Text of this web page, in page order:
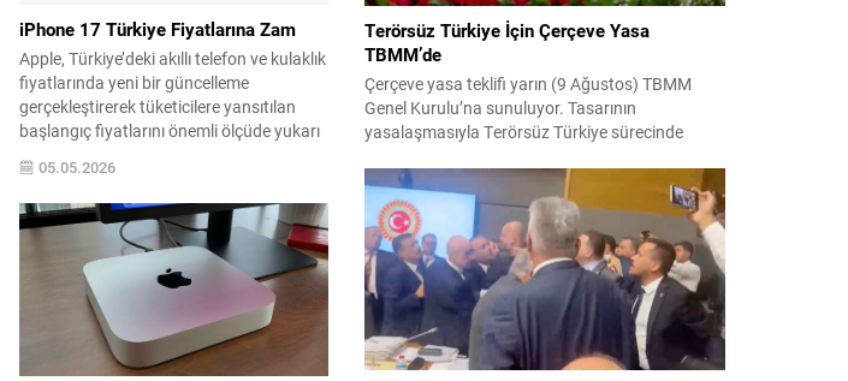
iPhone 17 Türkiye Fiyatlarına Zam
Apple, Türkiye’deki akıllı telefon ve kulaklık
fiyatlarında yeni bir güncelleme
gerçekleştirerek tüketicilere yansıtılan
başlangıç fiyatlarını önemli ölçüde yukarı
iPhone 17 ailesinin tüm modellerinde
kayda değer artışlar görülürken, AirPods
serisindeki bazı modeller de zamdan
etkilendi. Yeni fiyatlandırma, giriş
segmentinden en üst segmente kadar
geniş bir ürün yelpazesini...
05.05.2026
Terörsüz Türkiye İçin Çerçeve Yasa
TBMM’de
Çerçeve yasa teklifi yarın (9 Ağustos) TBMM
Genel Kurulu’na sunuluyor. Tasarının
yasalaşmasıyla Terörsüz Türkiye sürecinde
Adalet Bakanı Akın Gürlek, Iğdır’da düzenlenen
13. Dijital Medya Çalıştayı’nda teklifin yol
haritasına ilişkin açıklamalarda bulundu.
Etkinliğe 81 ilden yaklaşık 150 gazeteci katıldı ve
konuşma, Iğdır İl Kültür...